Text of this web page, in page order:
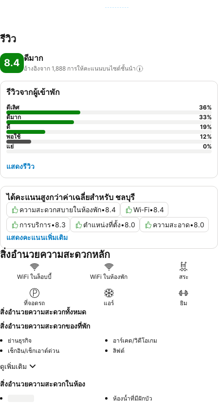
รีวิว
8.4 ดีมาก
อ้างอิงจาก 1,888 การให้คะแนนบนไซต์ชั้นนำ
ได้คะแนนสูงกว่าค่าเฉลี่ยสำหรับ ชลบุรี
ความสะดวกสบายในห้องพัก•8.4 Wi-Fi•8.4
การบริการ•8.3 ตำแหน่งที่ตั้ง•8.0 ความสะอาด•8.0
แสดงคะแนนเพิ่มเติม
รีวิวจากผู้เข้าพัก
ดีเลิศ 36%
ดีมาก
33%
ดี
19%
พอใช้
12%
แย่
0%
แสดงรีวิว
สิ่งอำนวยความสะดวกหลัก
WiFi ในล็อบบี้ WiFi ในห้องพัก สระ
ที่จอดรถ แอร์ ยิม
สิ่งอำนวยความสะดวกทั้งหมด
สิ่งอำนวยความสะดวกของที่พัก
ย่านธุรกิจ
อาร์เคด/วิดีโอเกม
เช็กอิน/เช็กเอาต์ด่วน
ลิฟต์
ดูเพิ่มเติม
สิ่งอำนวยความสะดวกในห้อง
ห้องน้ำที่มีฝักบัว